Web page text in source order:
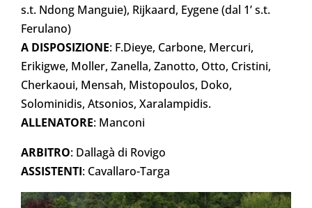
s.t. Ndong Manguie), Rijkaard, Eygene (dal 1’ s.t.
Ferulano)
A DISPOSIZIONE: F.Dieye, Carbone, Mercuri,
Erikigwe, Moller, Zanella, Zanotto, Otto, Cristini,
Cherkaoui, Mensah, Mistopoulos, Doko,
Solominidis, Atsonios, Xaralampidis.
ALLENATORE: Manconi
ARBITRO: Dallagà di Rovigo
ASSISTENTI: Cavallaro-Targa